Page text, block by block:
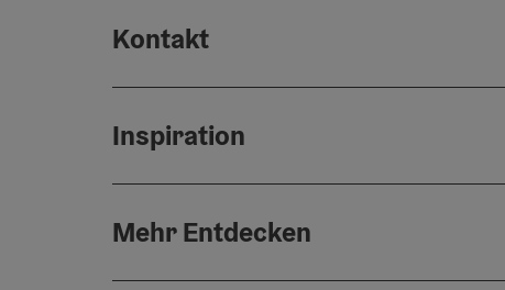
Kontakt
Inspiration
Mehr Entdecken